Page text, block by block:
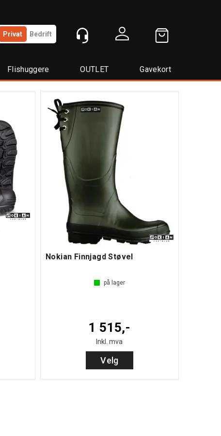
Privat Bedrift
Flishuggere OUTLET Gavekort
Nokian Finnjagd Støvel
på lager
1 515,-
Inkl. mva
Velg